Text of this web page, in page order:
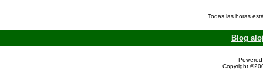
Todas las horas
Blog
Copyright